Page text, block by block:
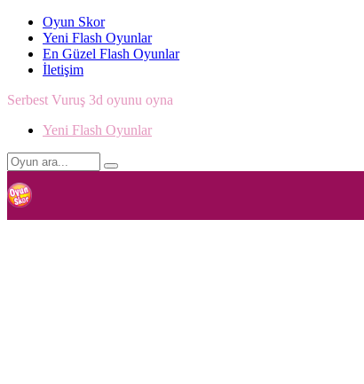
Oyun Skor
Yeni Flash Oyunlar
En Güzel Flash Oyunlar
İletişim
Serbest Vuruş 3d oyunu oyna
Yeni Flash Oyunlar